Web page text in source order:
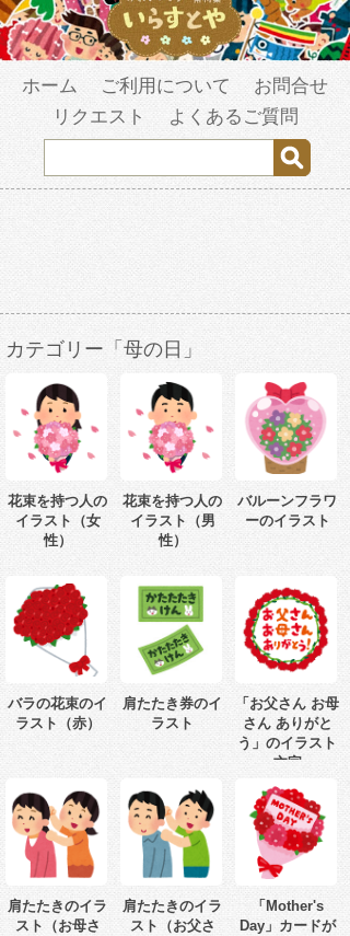
ホーム ご利用について
お問合せ
リクエスト
よくあるご質問
カテゴリー「母の日」
花束を持つ人の
イラスト（女
性）
花束を持つ人の
イラスト（男
性）
バルーンフラワ
ーのイラスト
バラの花束のイ
ラスト（赤）
肩たたき券のイ
ラスト
「お父さん お母
さん ありがと
う」のイラスト
文字
肩たたきのイラ
スト（お母さ
肩たたきのイラ
スト（お父さ
「Mother's
Day」カードが